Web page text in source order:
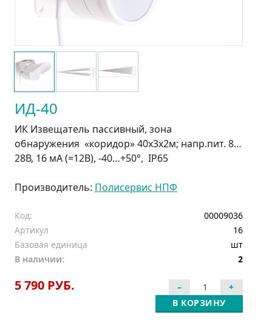
ИД-40
ИК Извещатель пассивный, зона
обнаружения «коридор» 40х3х2м; напр.пит. 8…
28В, 16 мА (=12В), -40…+50°, IР65
Производитель: Полисервис НПФ
Код:
00009036
Артикул
16
Базовая единица
шт
В наличии:
2
5 790 РУБ.
В КОРЗИНУ